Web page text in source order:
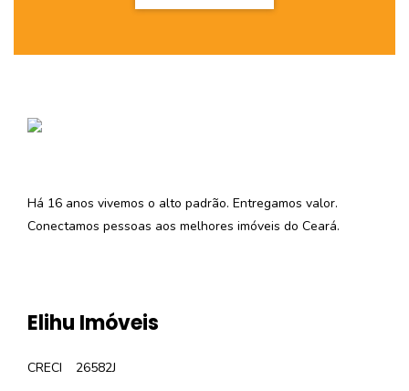
Há 16 anos vivemos o alto padrão. Entregamos valor.
Conectamos pessoas aos melhores imóveis do Ceará.
Elihu Imóveis
CRECI
26582J